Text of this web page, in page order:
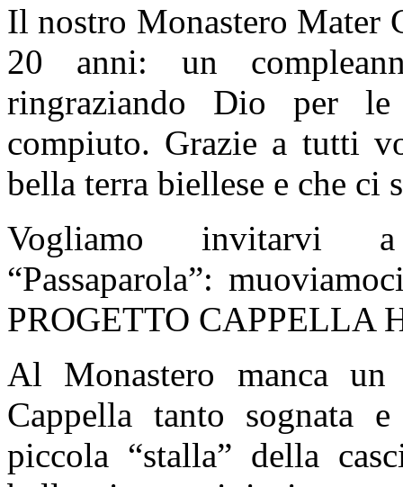
Il nostro Monastero Mater
20 anni: un
ringraziando Dio per
compiuto. Grazie a tutti
bella terra biellese e che ci
Vogliamo invitarvi a
“Passaparola”:
PROGETTO CAPPELLA
Al Monastero manca
Cappella tanto sognata
piccola “stalla” della